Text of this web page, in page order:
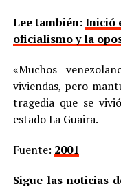
Lee también:Inició
oficialismo y la
«Muchos
viviendas, pero
tragedia que se
estado La Guaira.
Fuente: 2001
Sigue las noticias